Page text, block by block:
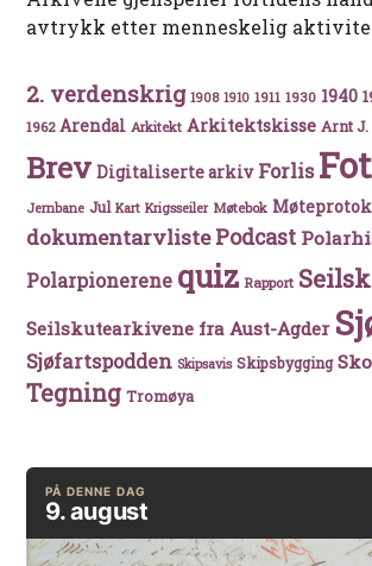
avtrykk etter menneskelig
2. verdenskrig 1908 1910 1911 1930 1940
1962 Arendal Arkitekt Arkitektskisse Arnt
Brev Digitaliserte arkiv Forlis
Jernbane Jul Kart Krigsseiler Møtebok
dokumentarvlistePodcast
Polarpionerene quiz Rapport
Seilskutearkivene fra Aust-Agder
Sjøfartspodden Skipsavis Skipsbygging
Tegning Tromøya